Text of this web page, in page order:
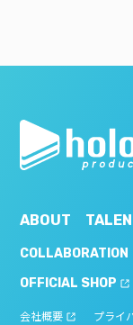
ABOUT
COLLABORATION
OFFICIAL SHOP
会社概要 プライ